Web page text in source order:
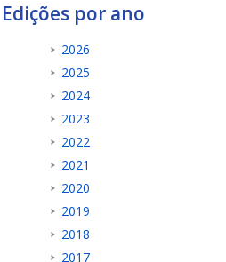
Edições por ano
2026
2025
2024
2023
2022
2021
2020
2019
2018
2017